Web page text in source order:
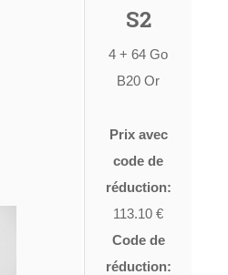
S2
4 + 64 Go
B20 Or
Prix avec
code de
réduction:
113.10 €
Code de
réduction: